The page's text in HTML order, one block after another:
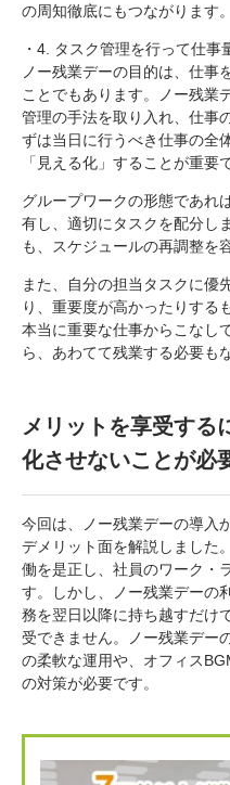
の周知徹底にもつながります。
・4. タスク管理を行って仕事
ノー残業デーの目的は、仕事
ことでもあります。ノー残業
管理の手法を取り入れ、仕事
ずは当日に行うべき仕事の全
「見える化」することが重要
グループワークの形態であれ
有し、適切にタスクを配分し
も、スケジュールの再調整を
また、自分の担当タスクに優
り、重要度が高かったりする
本当に重要な仕事からこなし
ら、あわてて残業する必要も
メリットを享受する
化させないことが必
今回は、ノー残業デーの導入
デメリット面を解説しました
働を是正し、社員のワーク・
す。しかし、ノー残業デーの
務を翌日以降に持ち越すだけ
受できません。ノー残業デー
の柔軟な運用や、オフィス
の対策が必要です。